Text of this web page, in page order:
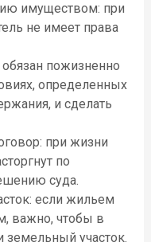
имуществом: при
не имеет права
пожизненно
определенных
и сделать
при жизни
по
суда.
если жильем
важно, чтобы в
участок.